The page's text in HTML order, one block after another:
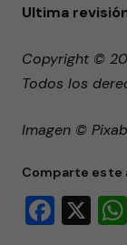
Ultima
Copyright ©
Todos los
Imagen ©
Comparte este
X